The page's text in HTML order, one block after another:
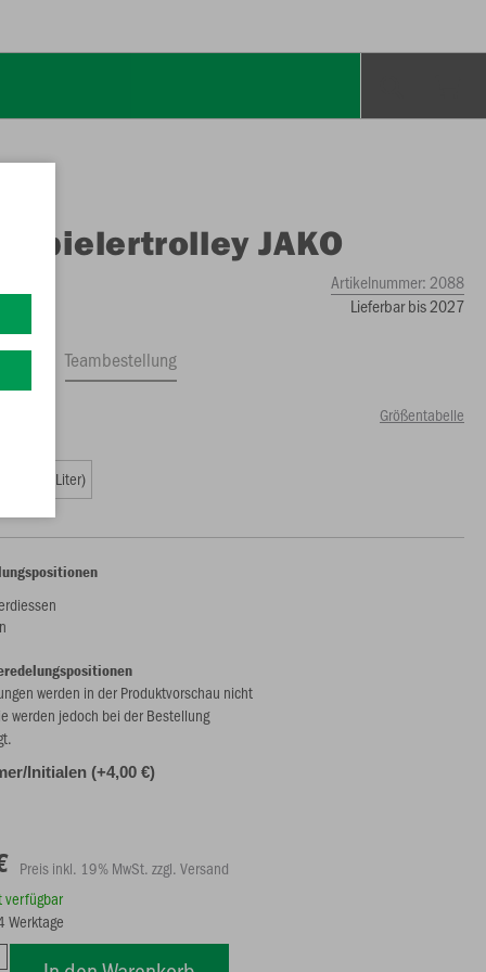
Spielertrolley JAKO
Artikelnummer: 2088
Lieferbar bis 2027
Teambestellung
Größentabelle
L (95 Liter)
werden in der Produktvorschau nicht
werden jedoch bei der Bestellung
Initialen (+4,00 €)
Preis inkl. 19% MwSt. zzgl. Versand
verfügbar
Werktage